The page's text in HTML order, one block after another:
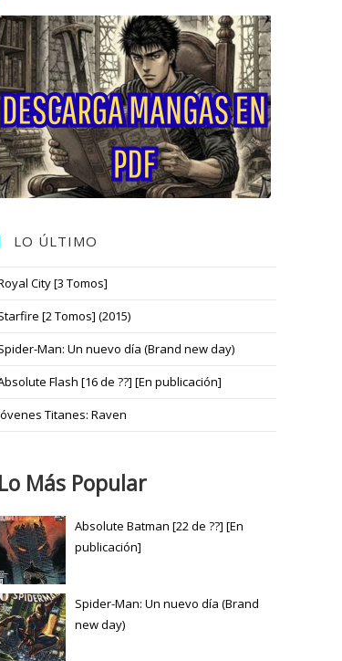
LO ÚLTIMO
City [3 Tomos]
[2 Tomos] (2015)
Man: Un nuevo día (Brand new day)
Flash [16 de ??] [En publicación]
Titanes: Raven
Lo Más Popular
Absolute Batman [22 de ??] [En
publicación]
Spider-Man: Un nuevo día (Brand
new day)